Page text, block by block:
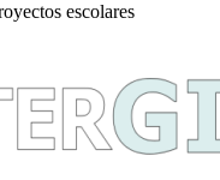
escolares